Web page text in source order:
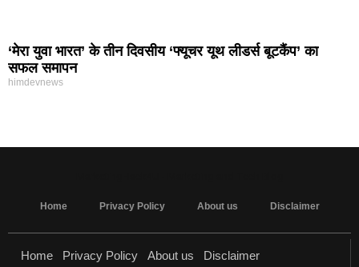
‘मेरा युवा भारत’ के तीन दिवसीय ‘फ्यूचर यूथ लीडर्स बूटकैंप’ का
सफल समापन
himdevnews
Home Privacy Policy About us Disclaimer
Home Privacy Policy About us Disclaimer